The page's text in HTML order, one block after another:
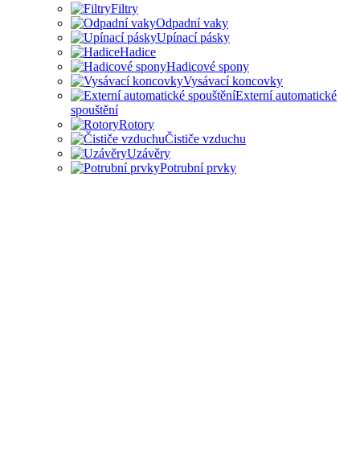
Filtry
Odpadní vaky
Upínací pásky
Hadice
Hadicové spony
Vysávací koncovky
Externí automatické
spouštění
Rotory
Čističe vzduchu
Uzávěry
Potrubní prvky